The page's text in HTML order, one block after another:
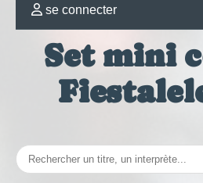
se connecter
Set mini